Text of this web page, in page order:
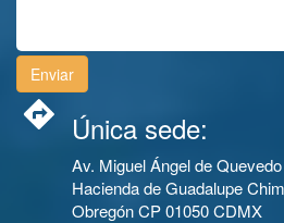
Única sede:
Av. Miguel Ángel de
Hacienda de Guadalupe
Obregón CP 01050 CDMX